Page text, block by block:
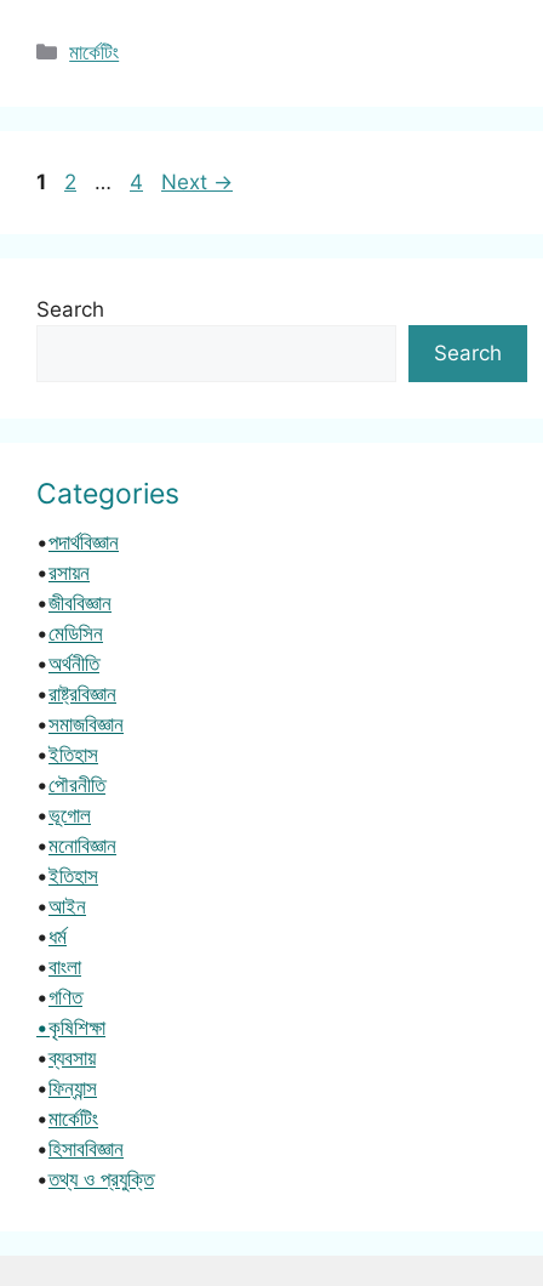
Categories
মার্কেটিং
Page
1 Page
2 … Page
4 Next →
Search
Search
Categories
•পদার্থবিজ্ঞান
•রসায়ন
•জীববিজ্ঞান
•মেডিসিন
•অর্থনীতি
•রাষ্ট্রবিজ্ঞান
•সমাজবিজ্ঞান
•ইতিহাস
•পৌরনীতি
•ভূগোল
•মনোবিজ্ঞান
•ইতিহাস
•আইন
•ধর্ম
•বাংলা
•গণিত
•কৃষিশিক্ষা
•ব্যবসায়
•ফিন্যান্স
•মার্কেটিং
•হিসাববিজ্ঞান
•তথ্য ও প্রযুক্তি